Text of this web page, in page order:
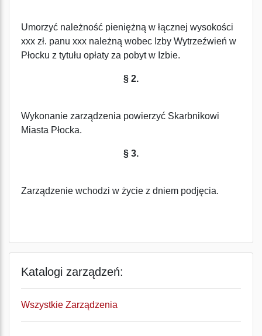
Umorzyć należność pieniężną w łącznej wysokości
xxx zł. panu xxx należną wobec Izby Wytrzeźwień w
Płocku z tytułu opłaty za pobyt w Izbie.
§ 2.
Wykonanie zarządzenia powierzyć Skarbnikowi
Miasta Płocka.
§ 3.
Zarządzenie wchodzi w życie z dniem podjęcia.
Katalogi zarządzeń:
Wszystkie Zarządzenia